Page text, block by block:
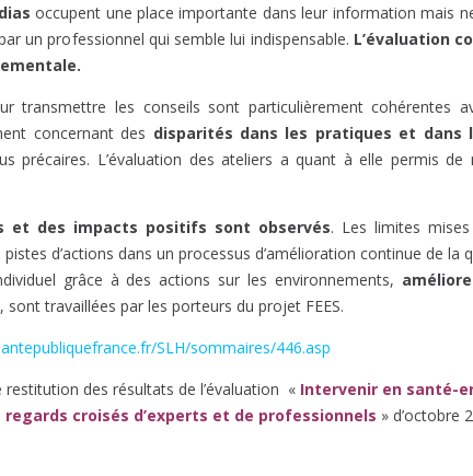
occupent une place importante dans leur information mais
un professionnel qui semble lui indispensable. L’évaluation
transmettre les conseils sont particulièrement cohérentes
concernant des disparités dans les pratiques et dans
précaires. L’évaluation des ateliers a quant à elle permis
des impacts positifs sont observés. Les limites
d’actions dans un processus d’amélioration continue de la
grâce à des actions sur les environnements,
sont travaillées par les porteurs du projet FEES.
SLH/sommaires/446.asp
restitution des résultats de l’évaluation « Intervenir en santé-
croisés d’experts et de professionnels » d’octobre